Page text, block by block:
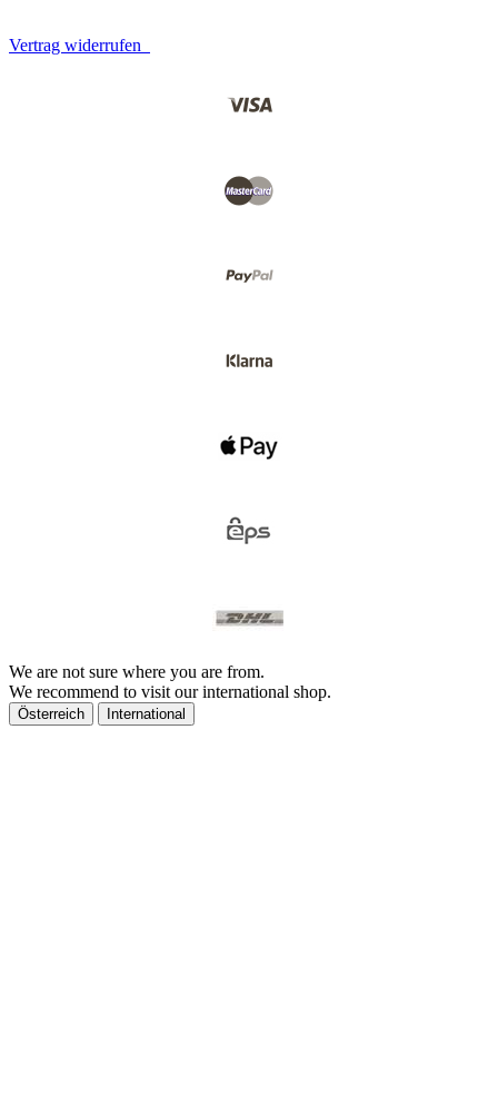
Vertrag widerrufen
We are not sure where you are from.
We recommend to visit our international shop.
Österreich International